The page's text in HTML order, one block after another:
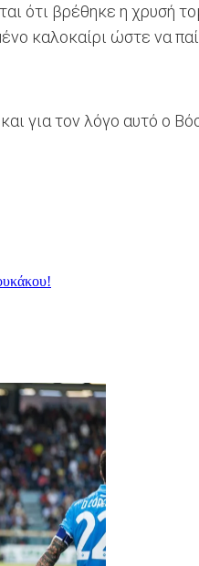
ότι βρέθηκε η χρυσή
καλοκαίρι ώστε να
για τον λόγο αυτό ο